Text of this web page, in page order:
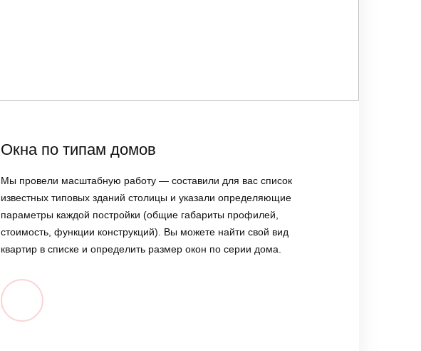
Окна по типам домов
Мы провели масштабную работу — составили для вас список
известных типовых зданий столицы и указали определяющие
параметры каждой постройки (общие габариты профилей,
стоимость, функции конструкций). Вы можете найти свой вид
квартир в списке и определить размер окон по серии дома.